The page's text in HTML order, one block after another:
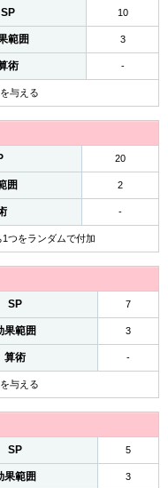
SP 10
範囲 3
術 -
与える
20
囲 2
-
つをランダムで付加
SP 7
果範囲 3
算術 -
与える
SP 5
果範囲 3